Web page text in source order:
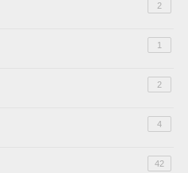
2
1
2
4
42